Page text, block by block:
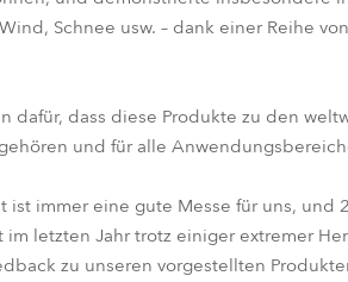
Schnee usw. – dank einer Reihe
dass diese Produkte zu den
und für alle
ist immer eine gute Messe für uns, und
letzten Jahr trotz einiger extremer
zu unseren vorgestellten